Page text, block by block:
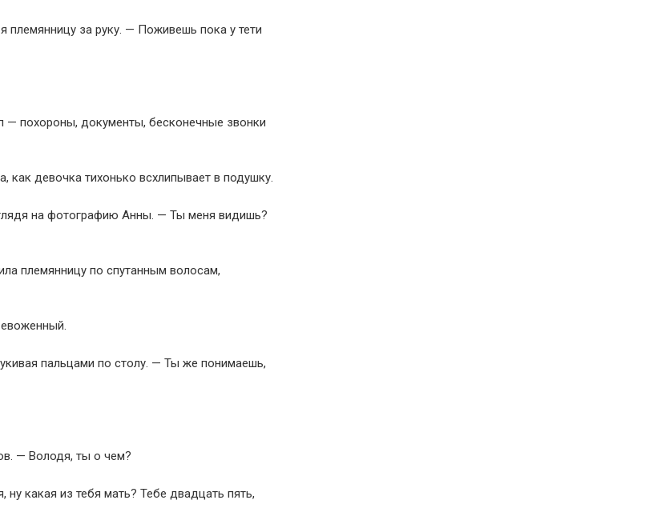
за руку. — Поживешь пока у тети
— похороны, документы, бесконечные звонки
девочка тихонько всхлипывает в подушку.
на фотографию Анны. — Ты меня видишь?
племянницу по спутанным волосам,
пальцами по столу. — Ты же понимаешь,
— Володя, ты о чем?
какая из тебя мать? Тебе двадцать пять,